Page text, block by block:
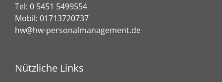
Tel: 0 5451 5499554
Mobil: 01713720737
hw@hw-personalmanagement.de
Nützliche Links